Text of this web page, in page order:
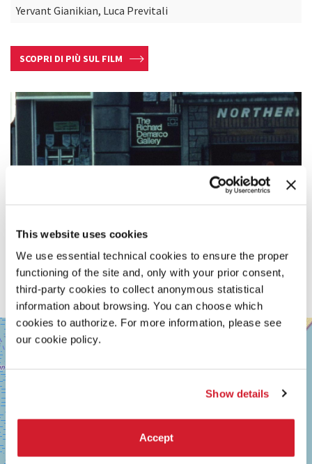
This website uses cookies
We use essential technical cookies to ensure the proper
functioning of the site and, only with your prior consent,
third-party cookies to collect anonymous statistical
information about browsing. You can choose which
cookies to authorize. For more information, please see
our cookie policy.
Show details
Accept
Yervant Gianikian, Luca Previtali
SCOPRI DI PIÙ SUL FILM
SALA
GIARDINO
LUNGOMARE
MARCONI
30126
LIDO
DI
VENEZIA
TEL.
0415218711
info@labiennale.org